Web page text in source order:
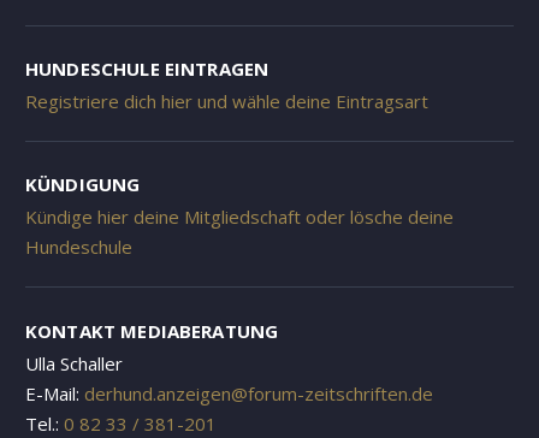
HUNDESCHULE EINTRAGEN
Registriere dich hier und wähle deine Eintragsart
KÜNDIGUNG
Kündige hier deine Mitgliedschaft oder lösche deine
Hundeschule
KONTAKT MEDIABERATUNG
Ulla Schaller
E-Mail: derhund.anzeigen@forum-zeitschriften.de
Tel.: 0 82 33 / 381-201